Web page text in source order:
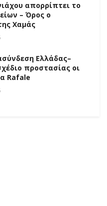
απορρίπτει το
– Όρος ο
Χαμάς
Ελλάδας–
προστασίας οι
Rafale